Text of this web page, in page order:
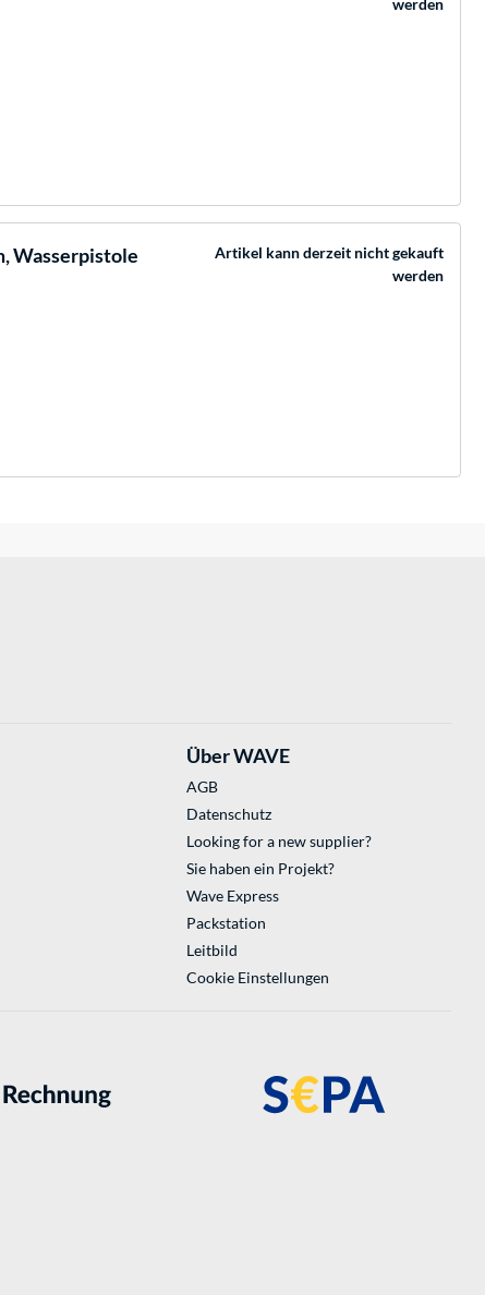
Wasserpistole
Artikel kann derzeit nicht gekauft
werden
Über WAVE
AGB
Datenschutz
Looking for a new supplier?
Sie haben ein Projekt?
Wave Express
Packstation
Leitbild
Cookie Einstellungen